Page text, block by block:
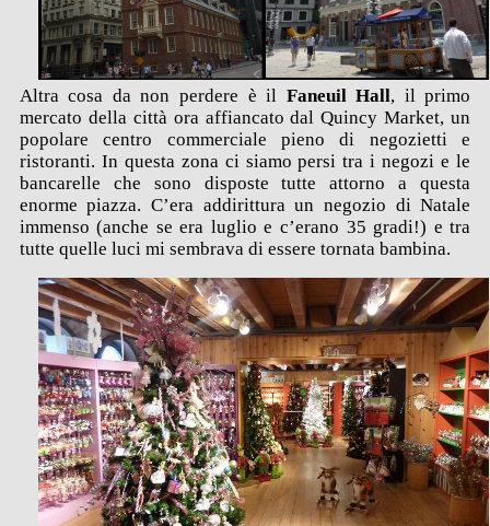
Altra cosa da non perdere è il Faneuil Hall, il primo
mercato della città ora affiancato dal Quincy Market, un
popolare centro commerciale pieno di negozietti e
ristoranti. In questa zona ci siamo persi tra i negozi e le
bancarelle che sono disposte tutte attorno a questa
enorme piazza. C’era addirittura un negozio di Natale
immenso (anche se era luglio e c’erano 35 gradi!) e tra
tutte quelle luci mi sembrava di essere tornata bambina.